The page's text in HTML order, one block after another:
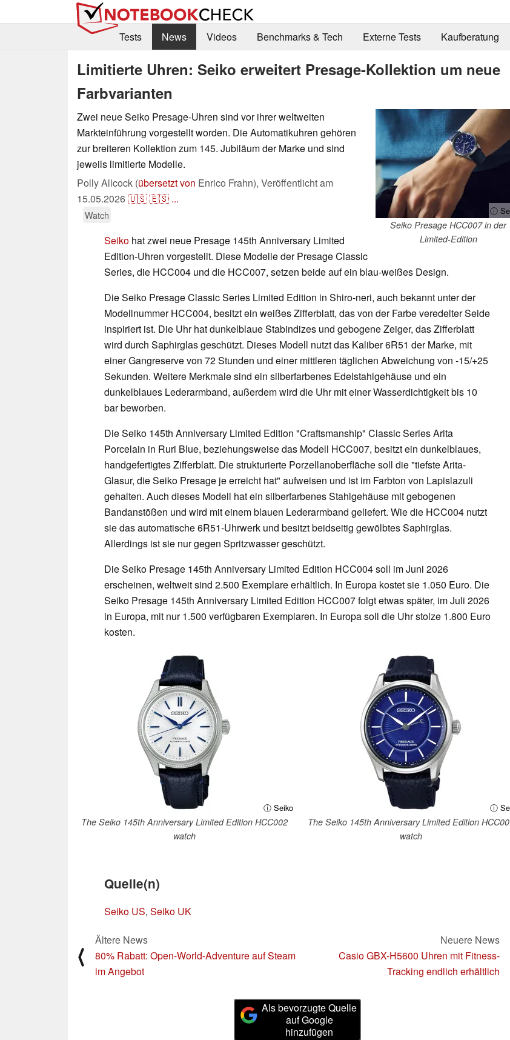
Tests
News Videos Benchmarks & Tech Externe Tests Kaufberatung
Limitierte Uhren: Seiko erweitert Presage-Kollektion um neue
Farbvarianten
ⓘ
Seiko Presage HCC007 in der
Limited-Edition
Zwei neue Seiko Presage-Uhren sind vor ihrer weltweiten
Markteinführung vorgestellt worden. Die Automatikuhren gehören
zur breiteren Kollektion zum 145. Jubiläum der Marke und sind
jeweils limitierte Modelle.
Polly Allcock (übersetzt von Enrico Frahn), Veröffentlicht am
15.05.2026🇺🇸🇪🇸 ...
Watch
Seiko hat zwei neue Presage 145th Anniversary Limited
Edition-Uhren vorgestellt. Diese Modelle der Presage Classic
Series, die HCC004 und die HCC007, setzen beide auf ein blau-weißes Design.
Die Seiko Presage Classic Series Limited Edition in Shiro-neri, auch bekannt unter der
Modellnummer HCC004, besitzt ein weißes Zifferblatt, das von der Farbe veredelter Seide
inspiriert ist. Die Uhr hat dunkelblaue Stabindizes und gebogene Zeiger, das Zifferblatt
wird durch Saphirglas geschützt. Dieses Modell nutzt das Kaliber 6R51 der Marke, mit
einer Gangreserve von 72 Stunden und einer mittleren täglichen Abweichung von -15/+25
Sekunden. Weitere Merkmale sind ein silberfarbenes Edelstahlgehäuse und ein
dunkelblaues Lederarmband, außerdem wird die Uhr mit einer Wasserdichtigkeit bis 10
bar beworben.
Die Seiko 145th Anniversary Limited Edition "Craftsmanship" Classic Series Arita
Porcelain in Ruri Blue, beziehungsweise das Modell HCC007, besitzt ein dunkelblaues,
handgefertigtes Zifferblatt. Die strukturierte Porzellanoberfläche soll die "tiefste Arita-
Glasur, die Seiko Presage je erreicht hat" aufweisen und ist im Farbton von Lapislazuli
gehalten. Auch dieses Modell hat ein silberfarbenes Stahlgehäuse mit gebogenen
Bandanstößen und wird mit einem blauen Lederarmband geliefert. Wie die HCC004 nutzt
sie das automatische 6R51-Uhrwerk und besitzt beidseitig gewölbtes Saphirglas.
Allerdings ist sie nur gegen Spritzwasser geschützt.
Die Seiko Presage 145th Anniversary Limited Edition HCC004 soll im Juni 2026
erscheinen, weltweit sind 2.500 Exemplare erhältlich. In Europa kostet sie 1.050 Euro. Die
Seiko Presage 145th Anniversary Limited Edition HCC007 folgt etwas später, im Juli 2026
in Europa, mit nur 1.500 verfügbaren Exemplaren. In Europa soll die Uhr stolze 1.800 Euro
kosten.
ⓘ Seiko
The Seiko 145th Anniversary Limited Edition HCC002
watch
ⓘ
The Seiko 145th Anniversary Limited Edition
watch
Quelle(n)
Seiko US, Seiko UK
⟨
Ältere News
80% Rabatt: Open-World-Adventure auf Steam
im Angebot
Neuere News
Casio GBX-H5600 Uhren mit Fitness-
Tracking endlich erhältlich
Als bevorzugte Quelle
auf Google
hinzufügen